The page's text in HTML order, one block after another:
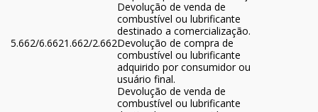
Devolução de venda de
combustível ou lubrificante
destinado a comercialização.
5.662/6.6621.662/2.662Devolução de compra de
combustível ou lubrificante
adquirido por consumidor ou
usuário final.
Devolução de venda de
combustível ou lubrificante